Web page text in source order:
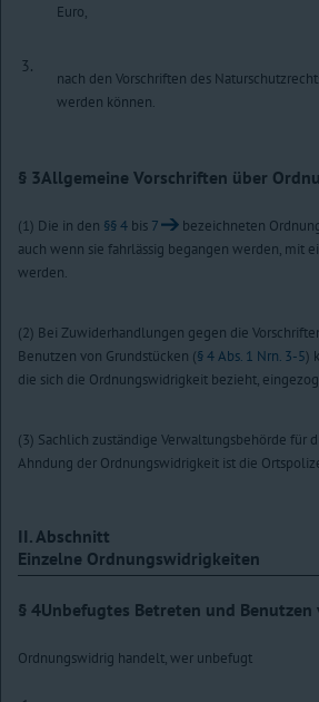
Euro,
3.
nach den Vorschriften des
werden können.
§ 3Allgemeine Vorschriften über
(1) Die in den §§ 4 bis 7
bezeichneten
auch wenn sie fahrlässig begangen werden, mit
werden.
(2) Bei Zuwiderhandlungen gegen die
Benutzen von Grundstücken (§ 4 Abs. 1 Nrn. 3-5)
die sich die Ordnungswidrigkeit bezieht,
(3) Sachlich zuständige Verwaltungsbehörde für
Ahndung der Ordnungswidrigkeit ist die
II. Abschnitt
Einzelne Ordnungswidrigkeiten
§ 4Unbefugtes Betreten und Benutzen
Ordnungswidrig handelt, wer unbefugt